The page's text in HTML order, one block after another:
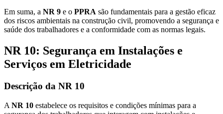
Em suma, a NR 9 e o PPRA são fundamentais para a gestão eficaz
dos riscos ambientais na construção civil, promovendo a segurança e
saúde dos trabalhadores e a conformidade com as normas legais.
NR 10: Segurança em Instalações e
Serviços em Eletricidade
Descrição da NR 10
A NR 10 estabelece os requisitos e condições mínimas para a